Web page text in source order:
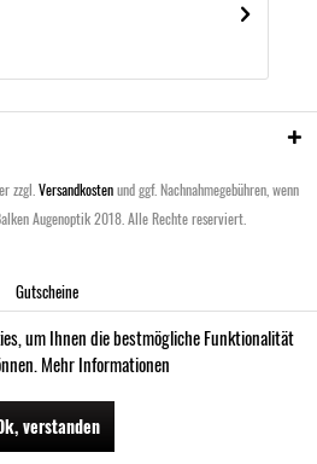
zzgl. Versandkostenund ggf. Nachnahmegebühren, wenn
Augenoptik 2018. Alle Rechte reserviert.
Gutscheine
um Ihnen die bestmögliche Funktionalität
Mehr Informationen
verstanden